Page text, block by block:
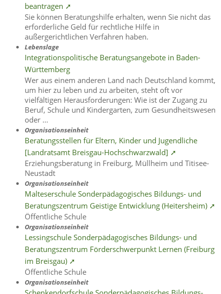
beantragen ➚
Sie können Beratungshilfe erhalten, wenn Sie nicht das
erforderliche Geld für rechtliche Hilfe in
außergerichtlichen Verfahren haben.
Lebenslage
Integrationspolitische Beratungsangebote in Baden-
Württemberg
Wer aus einem anderen Land nach Deutschland kommt,
um hier zu leben und zu arbeiten, steht oft vor
vielfältigen Herausforderungen: Wie ist der Zugang zu
Beruf, Schule und Kindergarten, zum Gesundheitswesen
oder …
Organisationseinheit
Beratungsstellen für Eltern, Kinder und Jugendliche
[Landratsamt Breisgau-Hochschwarzwald] ➚
Erziehungsberatung in Freiburg, Müllheim und Titisee-
Neustadt
Organisationseinheit
Malteserschule Sonderpädagogisches Bildungs- und
Beratungszentrum Geistige Entwicklung (Heitersheim) ➚
Öffentliche Schule
Organisationseinheit
Lessingschule Sonderpädagogisches Bildungs- und
Beratungszentrum Förderschwerpunkt Lernen (Freiburg
im Breisgau) ➚
Öffentliche Schule
Organisationseinheit